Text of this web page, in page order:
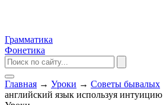
Грамматика
Фонетика
Главная → Уроки → Советы бывалых
английский язык используя интуицию